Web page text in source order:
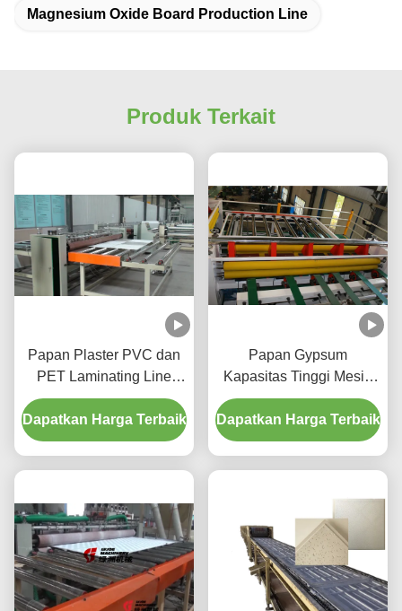
Magnesium Oxide Board Production Line
Produk Terkait
Papan Plaster PVC dan
PET Laminating Line
dengan Cutting and
Packing System murah
Dapatkan Harga Terbaik
Papan Gypsum
Kapasitas Tinggi Mesin
Pemotong Langit-langit
Palsu Tahan Air
Dapatkan Harga Terbaik